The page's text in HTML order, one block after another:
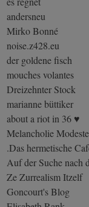
andersneu
Mirko Bonné
noise.z428.eu
der goldene fisch
mouches volantes
Dreizehnter Stock
marianne büttiker
about a riot in 36 ♥
Melancholie Modeste
.Das hermetische
Auf der Suche nach
Ze Zurrealism Itzelf
Goncourt's Blog